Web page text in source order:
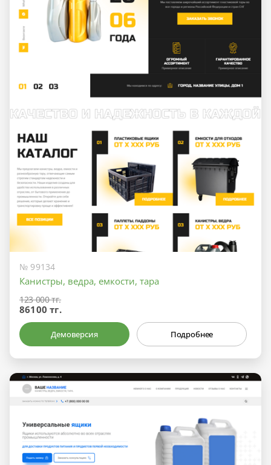
№ 99134
Канистры, ведра, емкости, тара
123 000 тг.
86100 тг.
Демоверсия Подробнее